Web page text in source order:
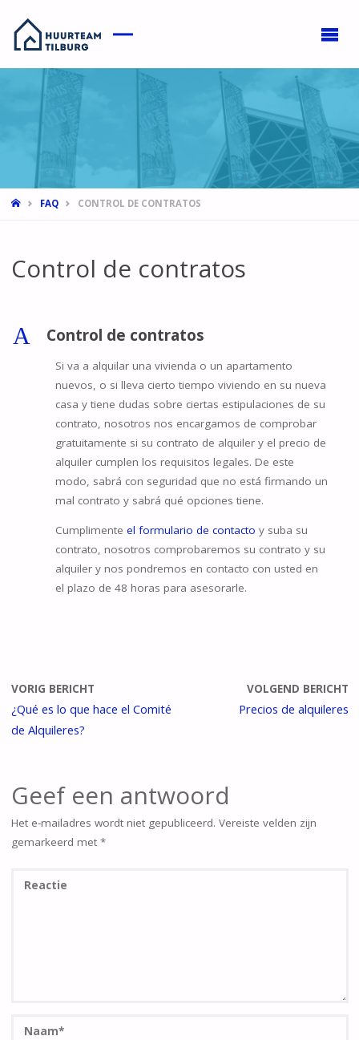
HOMEFAQ CONTROL DE CONTRATOS
Control de contratos
A Control de contratos
Si va a alquilar una vivienda o un apartamento
nuevos, o si lleva cierto tiempo viviendo en su nueva
casa y tiene dudas sobre ciertas estipulaciones de su
contrato, nosotros nos encargamos de comprobar
gratuitamente si su contrato de alquiler y el precio de
alquiler cumplen los requisitos legales. De este
modo, sabrá con seguridad que no está firmando un
mal contrato y sabrá qué opciones tiene.
Cumplimente el formulario de contacto y suba su
contrato, nosotros comprobaremos su contrato y su
alquiler y nos pondremos en contacto con usted en
el plazo de 48 horas para asesorarle.
VORIG BERICHT
¿Qué es lo que hace el Comité
de Alquileres?
VOLGEND BERICHT
Precios de alquileres
Geef een antwoord
Het e-mailadres wordt niet gepubliceerd. Vereiste velden zijn
gemarkeerd met *